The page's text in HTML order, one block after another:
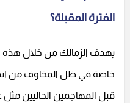
الفترة المقبلة؟
يهدف الزمالك من خلال هذه
خاصة في ظل المخاوف من
قبل المهاجمين الحاليين